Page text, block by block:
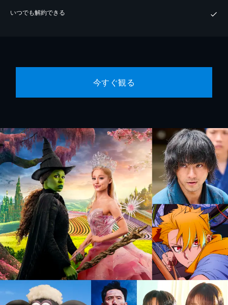
いつでも解約できる
今すぐ観る